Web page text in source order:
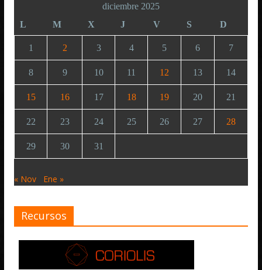
diciembre 2025
L
M X J V S D
1 2 3 4 5 6 7
8 9 10 11 12 13 14
15 16 17 18 19 20 21
22 23 24 25 26 27 28
29 30 31
« Nov Ene »
Recursos